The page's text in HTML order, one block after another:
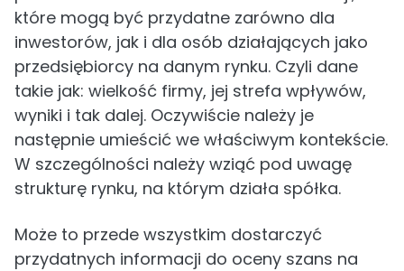
które mogą być przydatne zarówno dla
inwestorów, jak i dla osób działających jako
przedsiębiorcy na danym rynku. Czyli dane
takie jak: wielkość firmy, jej strefa wpływów,
wyniki i tak dalej. Oczywiście należy je
następnie umieścić we właściwym kontekście.
W szczególności należy wziąć pod uwagę
strukturę rynku, na którym działa spółka.
Może to przede wszystkim dostarczyć
przydatnych informacji do oceny szans na